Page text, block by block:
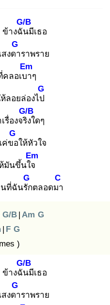
ข้างฉัน
G/B
มีเธอ
งดา
G
ราพราย
คลอเบา
Em
ๆ
ลอยล่องไป
G
เรื่องจริง
G/B
ใดๆ
ค่ขอ
G
ให้หัวใจ
มันขึ้นใจ
Em
ที่ฉันรัก
G
ตลอดมา
C
G/B | Am G
| F G
)
ข้างฉัน
G/B
มีเธอ
งดา
G
ราพราย